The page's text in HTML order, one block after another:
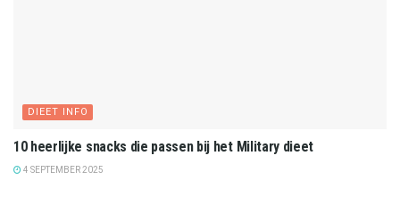
DIEET INFO
10 heerlijke snacks die passen bij het Military dieet
4 SEPTEMBER 2025